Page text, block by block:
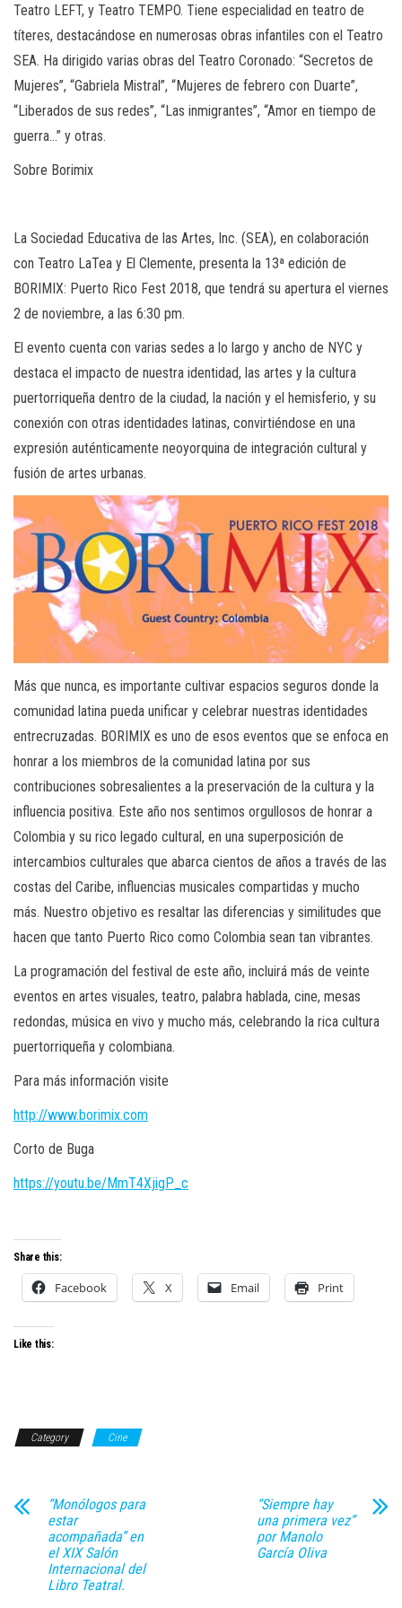
Teatro LEFT, y Teatro TEMPO. Tiene especialidad en teatro de
títeres, destacándose en numerosas obras infantiles con el Teatro
SEA. Ha dirigido varias obras del Teatro Coronado: “Secretos de
Mujeres”, “Gabriela Mistral”, “Mujeres de febrero con Duarte”,
“Liberados de sus redes”, “Las inmigrantes”, “Amor en tiempo de
guerra…” y otras.
Sobre Borimix
La Sociedad Educativa de las Artes, Inc. (SEA), en colaboración
con Teatro LaTea y El Clemente, presenta la 13ª edición de
BORIMIX: Puerto Rico Fest 2018, que tendrá su apertura el viernes
2 de noviembre, a las 6:30 pm.
El evento cuenta con varias sedes a lo largo y ancho de NYC y
destaca el impacto de nuestra identidad, las artes y la cultura
puertorriqueña dentro de la ciudad, la nación y el hemisferio, y su
conexión con otras identidades latinas, convirtiéndose en una
expresión auténticamente neoyorquina de integración cultural y
fusión de artes urbanas.
Más que nunca, es importante cultivar espacios seguros donde la
comunidad latina pueda unificar y celebrar nuestras identidades
entrecruzadas. BORIMIX es uno de esos eventos que se enfoca en
honrar a los miembros de la comunidad latina por sus
contribuciones sobresalientes a la preservación de la cultura y la
influencia positiva. Este año nos sentimos orgullosos de honrar a
Colombia y su rico legado cultural, en una superposición de
intercambios culturales que abarca cientos de años a través de las
costas del Caribe, influencias musicales compartidas y mucho
más. Nuestro objetivo es resaltar las diferencias y similitudes que
hacen que tanto Puerto Rico como Colombia sean tan vibrantes.
La programación del festival de este año, incluirá más de veinte
eventos en artes visuales, teatro, palabra hablada, cine, mesas
redondas, música en vivo y mucho más, celebrando la rica cultura
puertorriqueña y colombiana.
Para más información visite
http://www.borimix.com
Corto de Buga
https://youtu.be/MmT4XjigP_c
Share this:
Facebook X Email Print
Like this:
Category Cine
“Monólogos para
estar
acompañada” en
el XIX Salón
Internacional del
Libro Teatral.
“Siempre hay
una primera vez”
por Manolo
García Oliva